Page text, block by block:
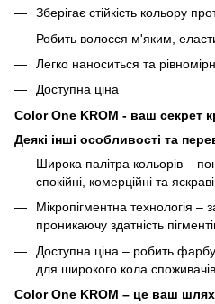
Зберігає стійкість кольору
Робить волосся м'яким,
Легко наноситься та
Доступна ціна
Color One KROM - ваш секрет
Деякі інші особливості та
Широка палітра кольорів –
спокійні, комерційні та
Мікропігментна технологія –
проникаючу здатність
Доступна ціна – робить
для широкого кола споживачів.
Color One KROM – це ваш